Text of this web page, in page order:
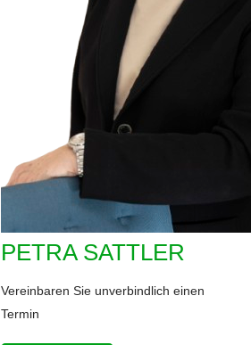
PETRA SATTLER
Vereinbaren Sie unverbindlich einen
Termin